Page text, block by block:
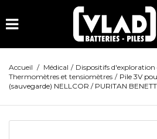
Accueil / Médical / Dispositifs d'exploration
Thermomètres et tensiomètres / Pile 3V
(sauvegarde) NELLCOR / PURITAN